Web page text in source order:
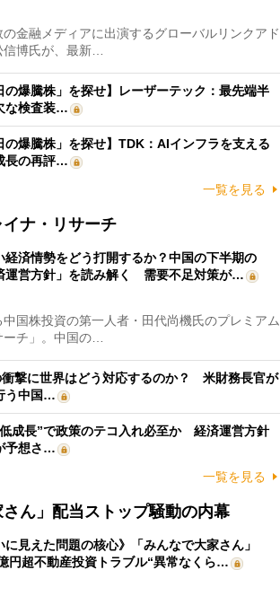
金融メディアに出演するグローバルリンクアド
博氏が、最新…
の爆騰株」を探せ】レーザーテック：最先端半
な検査装…
の爆騰株」を探せ】TDK：AIインフラを支える
長の再評…
一覧を見る
ナ・リサーチ
経済情勢をどう打開するか？中国の下半期の
運営方針」を読み解く 需要不足対策が…
国株投資の第一人者・田代尚機氏のプレミアム
チ」。中国の…
撃に世界はどう対応するのか？ 米財務長官が
う中国…
成長”で政策のテコ入れ必至か 経済運営方針
予想さ…
一覧を見る
さん」配当ストップ騒動の内幕
に見えた問題の核心》「みんなで大家さん」
円超不動産投資トラブル“異常なくら…